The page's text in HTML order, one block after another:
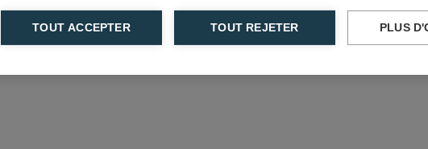
TOUT ACCEPTER TOUT REJETER PLUS